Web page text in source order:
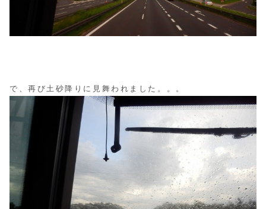
で、再び土砂降りに見舞われました。。。